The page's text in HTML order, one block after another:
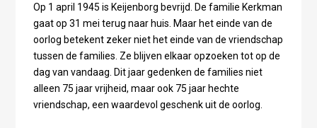
Op 1 april 1945 is Keijenborg bevrijd. De familie Kerkman
gaat op 31 mei terug naar huis. Maar het einde van de
oorlog betekent zeker niet het einde van de vriendschap
tussen de families. Ze blijven elkaar opzoeken tot op de
dag van vandaag. Dit jaar gedenken de families niet
alleen 75 jaar vrijheid, maar ook 75 jaar hechte
vriendschap, een waardevol geschenk uit de oorlog.